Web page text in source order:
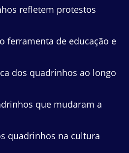
refletem protestos
ferramenta de educação e
dos quadrinhos ao longo
que mudaram a
quadrinhos na cultura